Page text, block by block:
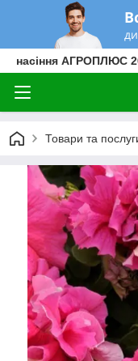
насіння АГРОПЛЮС
Товари та